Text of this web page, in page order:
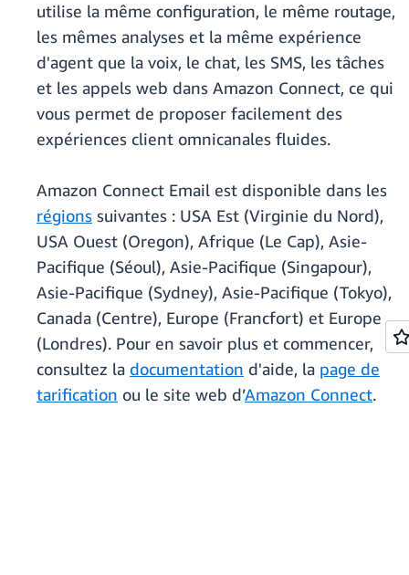
utilise la même configuration, le même routage,
les mêmes analyses et la même expérience
d'agent que la voix, le chat, les SMS, les tâches
et les appels web dans Amazon Connect, ce qui
vous permet de proposer facilement des
expériences client omnicanales fluides.
Amazon Connect Email est disponible dans les
régions suivantes : USA Est (Virginie du Nord),
USA Ouest (Oregon), Afrique (Le Cap), Asie-
Pacifique (Séoul), Asie-Pacifique (Singapour),
Asie-Pacifique (Sydney), Asie-Pacifique (Tokyo),
Canada (Centre), Europe (Francfort) et Europe
(Londres). Pour en savoir plus et commencer,
consultez la documentation d'aide, la page de
tarification ou le site web d’Amazon Connect.